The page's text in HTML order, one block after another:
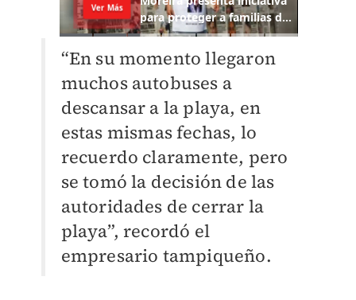
“En su momento llegaron
muchos autobuses a
descansar a la playa, en
estas mismas fechas, lo
recuerdo claramente, pero
se tomó la decisión de las
autoridades de cerrar la
playa”, recordó el
empresario tampiqueño.